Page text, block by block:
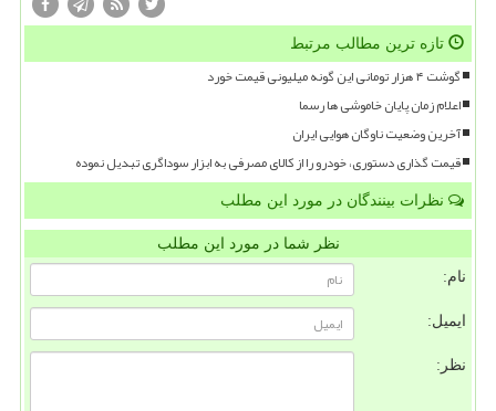
تازه ترین مطالب مرتبط
گوشت ۴ هزار تومانی این گونه میلیونی قیمت خورد
اعلام زمان پایان خاموشی ها رسما
آخرین وضعیت ناوگان هوایی ایران
قیمت گذاری دستوری، خودرو را از کالای مصرفی به ابزار سوداگری تبدیل نموده
نظرات بینندگان در مورد این مطلب
نظر شما در مورد این مطلب
نام:
ایمیل:
نظر: